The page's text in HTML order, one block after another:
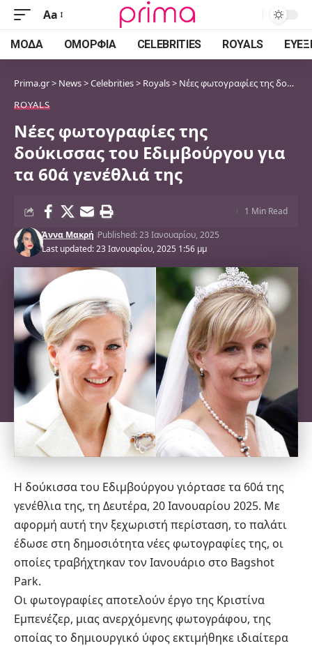
Font
Resizer
Aa
ΜΌΔΑ ΟΜΟΡΦΙΆ CELEBRITIES ROYALS
Prima.gr> News>Celebrities> Royals> Νέες φωτογραφίες της δούκισσας του Εδιμβούργου για τα 60ά γενέθλιά της
ROYALS
Νέες φωτογραφίες της
δούκισσας του Εδιμβούργου για
τα 60ά γενέθλιά της
Last updated: 23 Ιανουαρίου, 2025 1:56 μμ
Άννα Μακρή Published: 23 Ιανουαρίου, 2025
1 Min Read
Η δούκισσα του Εδιμβούργου γιόρτασε τα 60ά της
γενέθλια της, τη Δευτέρα, 20 Ιανουαρίου 2025. Με
αφορμή αυτή την ξεχωριστή περίσταση, το παλάτι
έδωσε στη δημοσιότητα νέες φωτογραφίες της, οι
οποίες τραβήχτηκαν τον Ιανουάριο στο Bagshot
Park.
Οι φωτογραφίες αποτελούν έργο της Κριστίνα
Εμπενέζερ, μιας ανερχόμενης φωτογράφου, της
οποίας το δημιουργικό ύφος εκτιμήθηκε ιδιαίτερα